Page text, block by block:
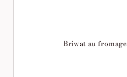
Briwat au fromage